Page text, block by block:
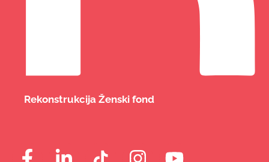
Rekonstrukcija Ženski fond